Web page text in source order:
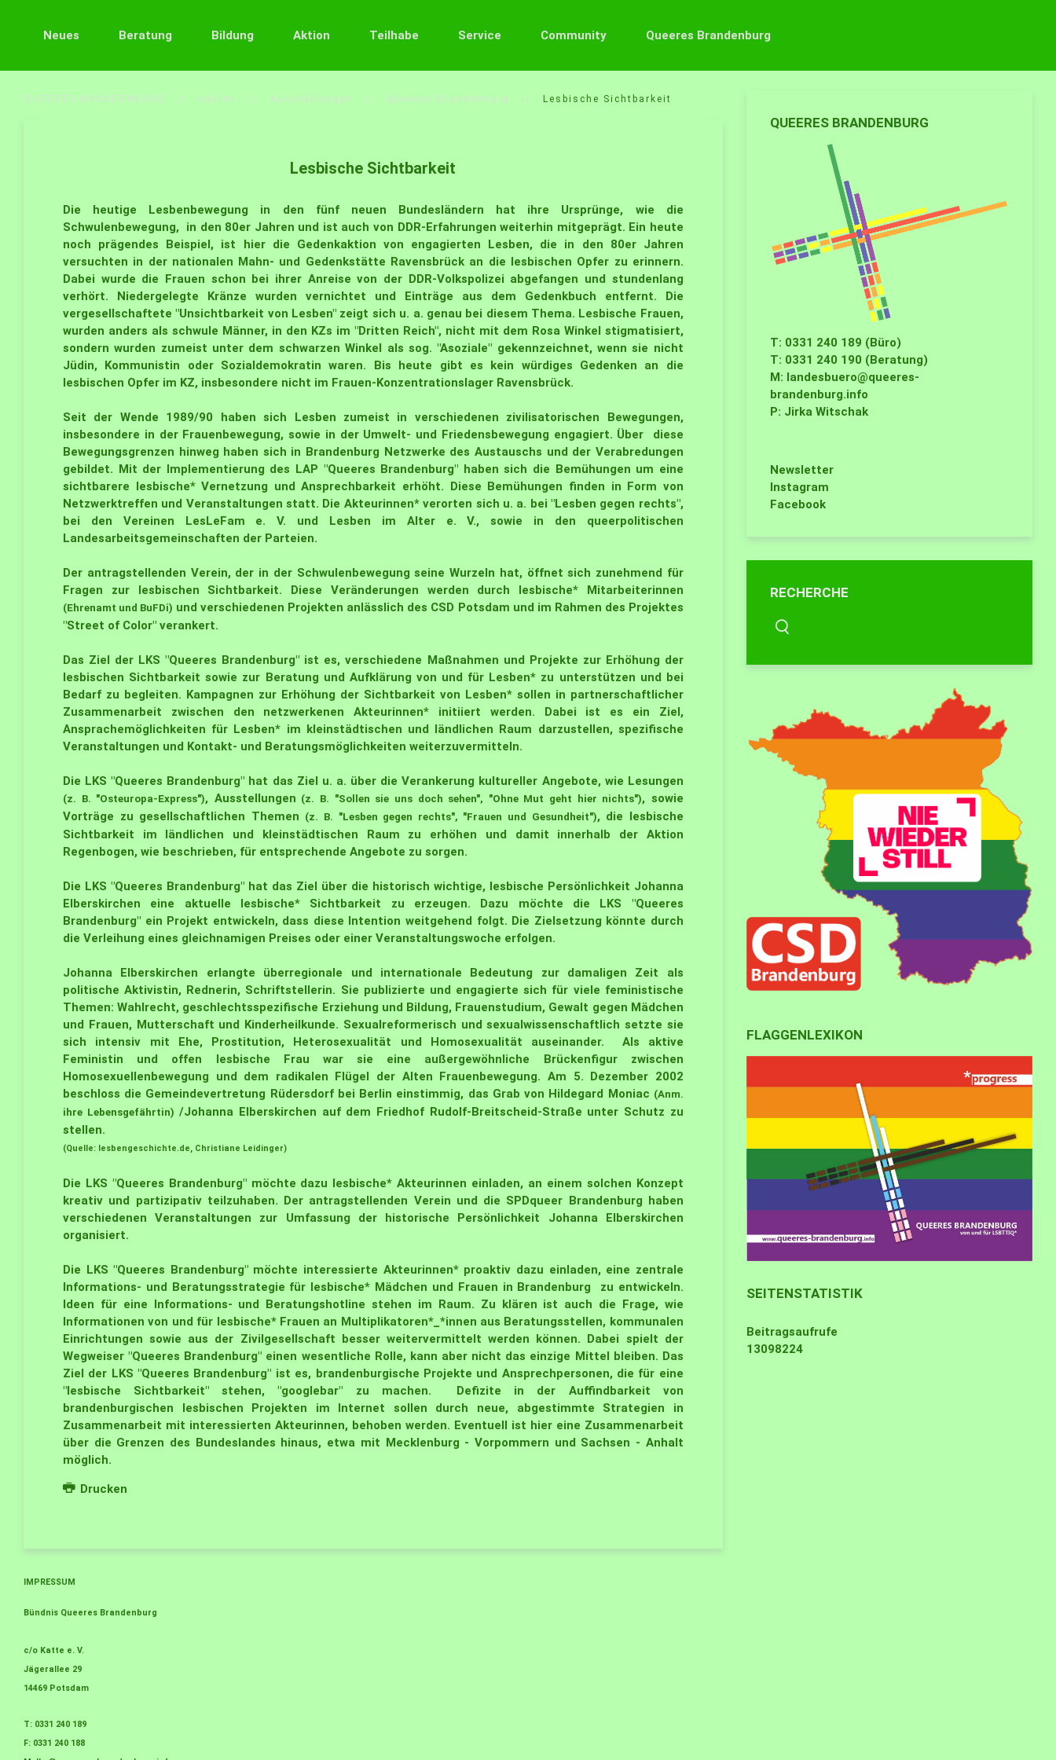
Neues Beratung Bildung Aktion Teilhabe Service Community Queeres Brandenburg
QUEERES BRANDENBURG Aktion Ausstellungen Queeres Brandenburg Lesbische Sichtbarkeit
Lesbische Sichtbarkeit
Die heutige Lesbenbewegung in den fünf neuen Bundesländern hat ihre Ursprünge, wie die
Schwulenbewegung, in den 80er Jahren und ist auch von DDR-Erfahrungen weiterhin mitgeprägt. Ein heute
noch prägendes Beispiel, ist hier die Gedenkaktion von engagierten Lesben, die in den 80er Jahren
versuchten in der nationalen Mahn- und Gedenkstätte Ravensbrück an die lesbischen Opfer zu erinnern.
Dabei wurde die Frauen schon bei ihrer Anreise von der DDR-Volkspolizei abgefangen und stundenlang
verhört. Niedergelegte Kränze wurden vernichtet und Einträge aus dem Gedenkbuch entfernt. Die
vergesellschaftete "Unsichtbarkeit von Lesben" zeigt sich u. a. genau bei diesem Thema. Lesbische Frauen,
wurden anders als schwule Männer, in den KZs im "Dritten Reich", nicht mit dem Rosa Winkel stigmatisiert,
sondern wurden zumeist unter dem schwarzen Winkel als sog. "Asoziale" gekennzeichnet, wenn sie nicht
Jüdin, Kommunistin oder Sozialdemokratin waren. Bis heute gibt es kein würdiges Gedenken an die
lesbischen Opfer im KZ, insbesondere nicht im Frauen-Konzentrationslager Ravensbrück.
Seit der Wende 1989/90 haben sich Lesben zumeist in verschiedenen zivilisatorischen Bewegungen,
insbesondere in der Frauenbewegung, sowie in der Umwelt- und Friedensbewegung engagiert. Über diese
Bewegungsgrenzen hinweg haben sich in Brandenburg Netzwerke des Austauschs und der Verabredungen
gebildet. Mit der Implementierung des LAP "Queeres Brandenburg" haben sich die Bemühungen um eine
sichtbarere lesbische* Vernetzung und Ansprechbarkeit erhöht. Diese Bemühungen finden in Form von
Netzwerktreffen und Veranstaltungen statt. Die Akteurinnen* verorten sich u. a. bei "Lesben gegen rechts",
bei den Vereinen LesLeFam e. V. und Lesben im Alter e. V., sowie in den queerpolitischen
Landesarbeitsgemeinschaften der Parteien.
Der antragstellenden Verein, der in der Schwulenbewegung seine Wurzeln hat, öffnet sich zunehmend für
Fragen zur lesbischen Sichtbarkeit. Diese Veränderungen werden durch lesbische* Mitarbeiterinnen
(Ehrenamt und BuFDi) und verschiedenen Projekten anlässlich des CSD Potsdam und im Rahmen des Projektes
"Street of Color" verankert.
Das Ziel der LKS "Queeres Brandenburg" ist es, verschiedene Maßnahmen und Projekte zur Erhöhung der
lesbischen Sichtbarkeit sowie zur Beratung und Aufklärung von und für Lesben* zu unterstützen und bei
Bedarf zu begleiten. Kampagnen zur Erhöhung der Sichtbarkeit von Lesben*sollen in partnerschaftlicher
Zusammenarbeit zwischen den netzwerkenen Akteurinnen* initiiert werden. Dabei ist es ein Ziel,
Ansprachemöglichkeiten für Lesben* im kleinstädtischen und ländlichen Raum darzustellen, spezifische
Veranstaltungen und Kontakt- und Beratungsmöglichkeiten weiterzuvermitteln.
Die LKS "Queeres Brandenburg" hat das Ziel u. a. über die Verankerung kultureller Angebote, wie Lesungen
(z. B. "Osteuropa-Express"), Ausstellungen (z. B. "Sollen sie uns doch sehen", "Ohne Mut geht hier nichts"), sowie
Vorträge zu gesellschaftlichen Themen (z. B. "Lesben gegen rechts", "Frauen und Gesundheit"), die lesbische
Sichtbarkeit im ländlichen und kleinstädtischen Raum zu erhöhen und damit innerhalb der Aktion
Regenbogen, wie beschrieben, für entsprechende Angebote zu sorgen.
Die LKS "Queeres Brandenburg" hat das Ziel über die historisch wichtige, lesbische Persönlichkeit Johanna
Elberskirchen eine aktuelle lesbische* Sichtbarkeit zu erzeugen. Dazu möchte die LKS "Queeres
Brandenburg" ein Projekt entwickeln, dass diese Intention weitgehend folgt. Die Zielsetzung könnte durch
die Verleihung eines gleichnamigen Preises oder einer Veranstaltungswoche erfolgen.
Johanna Elberskirchen erlangte überregionale und internationale Bedeutung zur damaligen Zeit als
politische Aktivistin, Rednerin, Schriftstellerin. Sie publizierte und engagierte sich für viele feministische
Themen: Wahlrecht, geschlechtsspezifische Erziehung und Bildung, Frauenstudium, Gewalt gegen Mädchen
und Frauen, Mutterschaft und Kinderheilkunde. Sexualreformerisch und sexualwissenschaftlich setzte sie
sich intensiv mit Ehe, Prostitution, Heterosexualität und Homosexualität auseinander. Als aktive
Feministin und offen lesbische Frau war sie eine außergewöhnliche Brückenfigur zwischen
Homosexuellenbewegung und dem radikalen Flügel der Alten Frauenbewegung. Am 5. Dezember 2002
beschloss die Gemeindevertretung Rüdersdorf bei Berlin einstimmig, das Grab von Hildegard Moniac (Anm.
ihre Lebensgefährtin) /Johanna Elberskirchen auf dem Friedhof Rudolf-Breitscheid-Straße unter Schutz zu
stellen.
(Quelle: lesbengeschichte.de, Christiane Leidinger)
Die LKS "Queeres Brandenburg" möchte dazu lesbische* Akteurinnen einladen, an einem solchen Konzept
kreativ und partizipativ teilzuhaben. Der antragstellenden Verein und die SPDqueer Brandenburg haben
verschiedenen Veranstaltungen zur Umfassung der historische Persönlichkeit Johanna Elberskirchen
organisiert.
Die LKS "Queeres Brandenburg" möchte interessierte Akteurinnen* proaktiv dazu einladen, eine zentrale
Informations- und Beratungsstrategie für lesbische* Mädchen und Frauen in Brandenburg zu entwickeln.
Ideen für eine Informations- und Beratungshotline stehen im Raum. Zu klären ist auch die Frage, wie
Informationen von und für lesbische* Frauen an Multiplikatoren*_*innen aus Beratungsstellen, kommunalen
Einrichtungen sowie aus der Zivilgesellschaft besser weitervermittelt werden können. Dabei spielt der
Wegweiser "Queeres Brandenburg" einen wesentliche Rolle, kann aber nicht das einzige Mittel bleiben. Das
Ziel der LKS "Queeres Brandenburg" ist es, brandenburgische Projekte und Ansprechpersonen, die für eine
"lesbische Sichtbarkeit" stehen, "googlebar" zu machen. Defizite in der Auffindbarkeit von
brandenburgischen lesbischen Projekten im Internet sollen durch neue, abgestimmte Strategien in
Zusammenarbeit mit interessierten Akteurinnen, behoben werden. Eventuell ist hier eine Zusammenarbeit
über die Grenzen des Bundeslandes hinaus, etwa mit Mecklenburg - Vorpommern und Sachsen - Anhalt
möglich.
Drucken
QUEERES BRANDENBURG
T: 0331 240 189 (Büro)
T: 0331 240 190 (Beratung)
M: landesbuero@queeres-
brandenburg.info
P: Jirka Witschak
Newsletter
Instagram
Facebook
RECHERCHE
FLAGGENLEXIKON
SEITENSTATISTIK
Beitragsaufrufe
13098224
IMPRESSUM
Bündnis Queeres Brandenburg
c/o Katte e. V.
Jägerallee 29
14469 Potsdam
T: 0331 240 189
F: 0331 240 188